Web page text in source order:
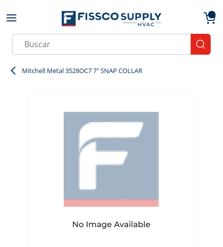
Skip to main content
Site Search
Mitchell Metal 3528OC7 7" SNAP COLLAR